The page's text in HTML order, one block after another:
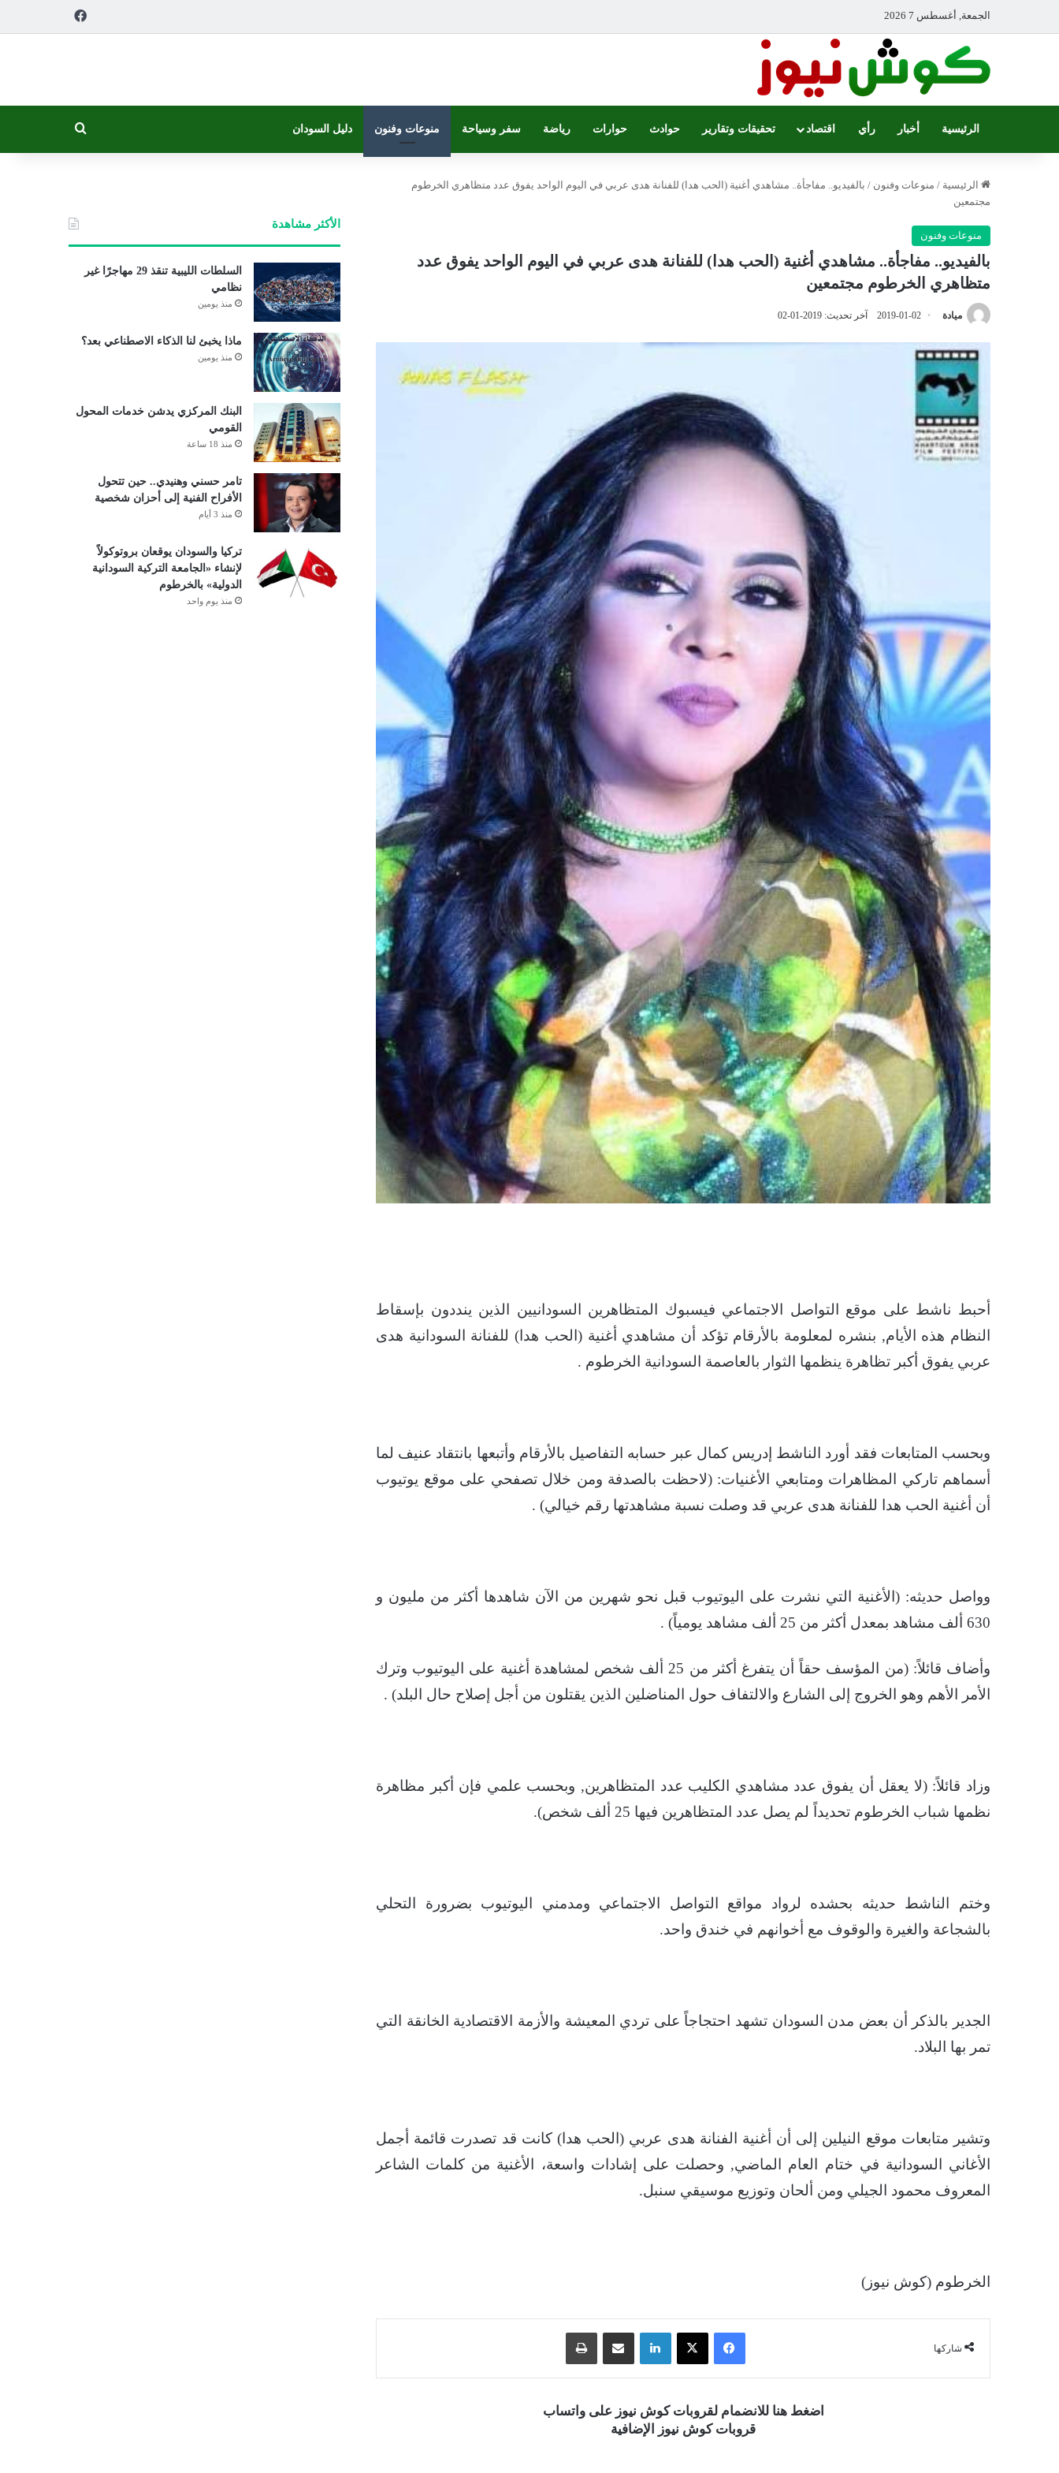
الجمعة, أغسطس 7 2026
الرئيسية أخبار رأي اقتصاد تحقيقات وتقارير حوادث حوارات رياضة سفر وسياحة منوعات وفنون دليل السودان
الرئيسية / منوعات وفنون / بالفيديو.. مفاجأة.. مشاهدي أغنية (الحب هدا) للفنانة هدى عربي في اليوم الواحد يفوق عدد متظاهري الخرطوم
مجتمعين
منوعات وفنون
بالفيديو.. مفاجأة.. مشاهدي أغنية (الحب هدا) للفنانة هدى عربي في اليوم الواحد يفوق عدد
متظاهري الخرطوم مجتمعين
ميادة 2019-01-02 آخر تحديث: 2019-01-02
أحبط ناشط على موقع التواصل الاجتماعي فيسبوك المتظاهرين السودانيين الذين ينددون بإسقاط
النظام هذه الأيام, بنشره لمعلومة بالأرقام تؤكد أن مشاهدي أغنية (الحب هدا) للفنانة السودانية هدى
عربي يفوق أكبر تظاهرة ينظمها الثوار بالعاصمة السودانية الخرطوم .
وبحسب المتابعات فقد أورد الناشط إدريس كمال عبر حسابه التفاصيل بالأرقام وأتبعها بانتقاد عنيف لما
أسماهم تاركي المظاهرات ومتابعي الأغنيات: (لاحظت بالصدفة ومن خلال تصفحي على موقع يوتيوب
أن أغنية الحب هدا للفنانة هدى عربي قد وصلت نسبة مشاهدتها رقم خيالي) .
وواصل حديثه: (الأغنية التي نشرت على اليوتيوب قبل نحو شهرين من الآن شاهدها أكثر من مليون و
630 ألف مشاهد بمعدل أكثر من 25 ألف مشاهد يومياً) .
وأضاف قائلاً: (من المؤسف حقاً أن يتفرغ أكثر من 25 ألف شخص لمشاهدة أغنية على اليوتيوب وترك
الأمر الأهم وهو الخروج إلى الشارع والالتفاف حول المناضلين الذين يقتلون من أجل إصلاح حال البلد) .
وزاد قائلاً: (لا يعقل أن يفوق عدد مشاهدي الكليب عدد المتظاهرين, وبحسب علمي فإن أكبر مظاهرة
نظمها شباب الخرطوم تحديداً لم يصل عدد المتظاهرين فيها 25 ألف شخص).
وختم الناشط حديثه بحشده لرواد مواقع التواصل الاجتماعي ومدمني اليوتيوب بضرورة التحلي
بالشجاعة والغيرة والوقوف مع أخوانهم في خندق واحد.
الجدير بالذكر أن بعض مدن السودان تشهد احتجاجاً على تردي المعيشة والأزمة الاقتصادية الخانقة التي
تمر بها البلاد.
وتشير متابعات موقع النيلين إلى أن أغنية الفنانة هدى عربي (الحب هدا) كانت قد تصدرت قائمة أجمل
الأغاني السودانية في ختام العام الماضي, وحصلت على إشادات واسعة، الأغنية من كلمات الشاعر
المعروف محمود الجيلي ومن ألحان وتوزيع موسيقي سنبل.
الخرطوم (كوش نيوز)
شاركها
فيسبوك ‫X لينكدإن مشاركة عبر البريد
اضغط هنا للانضمام لقروبات كوش نيوز على واتساب
قروبات كوش نيوز الإضافية
الأكثر مشاهدة
السلطات الليبية تنقذ 29 مهاجرًا غير
نظامي
منذ يومين
ماذا يخبئ لنا الذكاء الاصطناعي بعد؟
منذ يومين
البنك المركزي يدشن خدمات المحول
القومي
منذ 18 ساعة
تامر حسني وهنيدي.. حين تتحول
الأفراح الفنية إلى أحزان شخصية
منذ 3 أيام
تركيا والسودان يوقعان بروتوكولاً
لإنشاء «الجامعة التركية السودانية
الدولية» بالخرطوم
منذ يوم واحد